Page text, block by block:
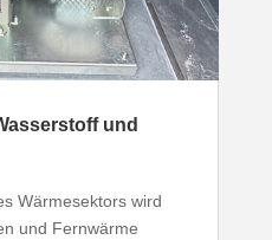
und
Wärme­sektors wird
und Fernwärme